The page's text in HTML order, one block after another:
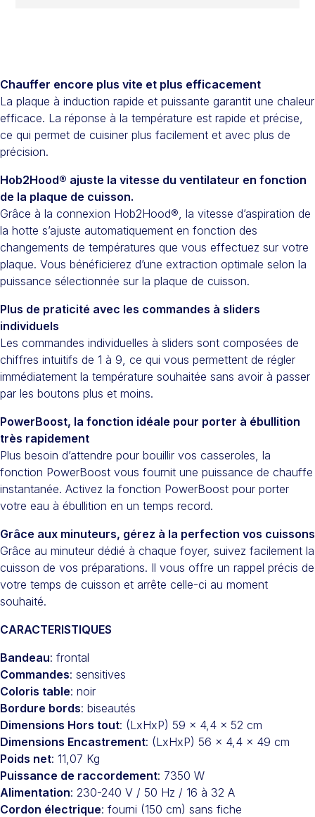
Chauffer encore plus vite et plus efficacement
La plaque à induction rapide et puissante garantit une chaleur
efficace. La réponse à la température est rapide et précise,
ce qui permet de cuisiner plus facilement et avec plus de
précision.
Hob2Hood® ajuste la vitesse du ventilateur en fonction
de la plaque de cuisson.
Grâce à la connexion Hob2Hood®, la vitesse d’aspiration de
la hotte s’ajuste automatiquement en fonction des
changements de températures que vous effectuez sur votre
plaque. Vous bénéficierez d’une extraction optimale selon la
puissance sélectionnée sur la plaque de cuisson.
Plus de praticité avec les commandes à sliders
individuels
Les commandes individuelles à sliders sont composées de
chiffres intuitifs de 1 à 9, ce qui vous permettent de régler
immédiatement la température souhaitée sans avoir à passer
par les boutons plus et moins.
PowerBoost, la fonction idéale pour porter à ébullition
très rapidement
Plus besoin d’attendre pour bouillir vos casseroles, la
fonction PowerBoost vous fournit une puissance de chauffe
instantanée. Activez la fonction PowerBoost pour porter
votre eau à ébullition en un temps record.
Grâce aux minuteurs, gérez à la perfection vos cuissons
Grâce au minuteur dédié à chaque foyer, suivez facilement la
cuisson de vos préparations. Il vous offre un rappel précis de
votre temps de cuisson et arrête celle-ci au moment
souhaité.
CARACTERISTIQUES
Bandeau: frontal
Commandes: sensitives
Coloris table: noir
Bordure bords: biseautés
Dimensions Hors tout: (LxHxP) 59 x 4,4 x 52 cm
Dimensions Encastrement: (LxHxP) 56 x 4,4 x 49 cm
Poids net: 11,07 Kg
Puissance de raccordement: 7350 W
Alimentation: 230-240 V / 50 Hz / 16 à 32 A
Cordon électrique: fourni (150 cm) sans fiche